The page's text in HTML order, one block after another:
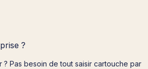
?
? Pas besoin de tout saisir cartouche par